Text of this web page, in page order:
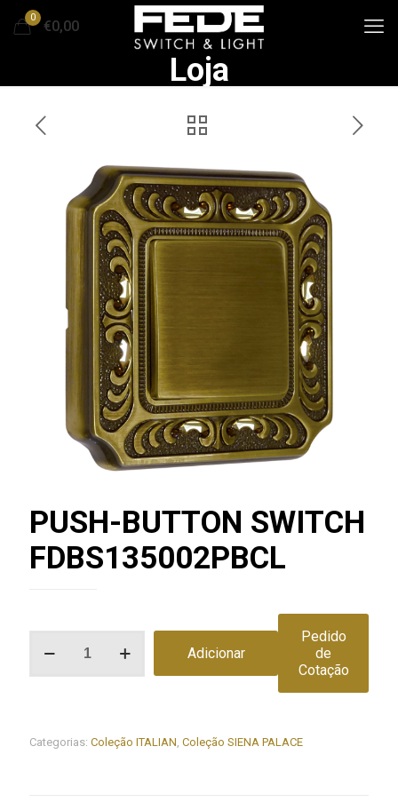
0
€0,00
Loja
PUSH-BUTTON SWITCH
FDBS135002PBCL
Adicionar
Pedido
de
Cotação
Categorias: Coleção ITALIAN, Coleção SIENA PALACE